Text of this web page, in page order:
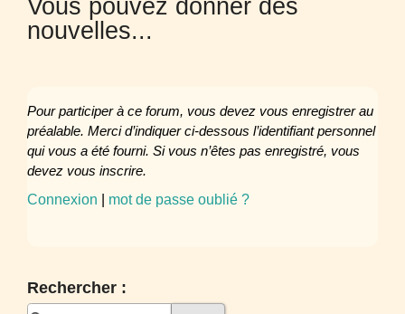
Vous pouvez donner des
nouvelles...
Pour participer à ce forum, vous devez vous enregistrer au
préalable. Merci d’indiquer ci-dessous l’identifiant personnel
qui vous a été fourni. Si vous n’êtes pas enregistré, vous
devez vous inscrire.
Connexion | mot de passe oublié ?
Rechercher :